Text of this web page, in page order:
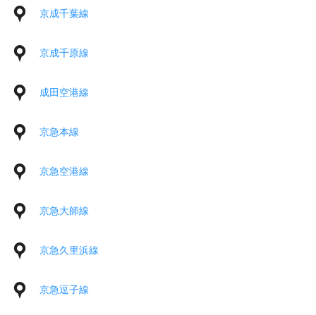
京成千葉線
京成千原線
成田空港線
京急本線
京急空港線
京急大師線
京急久里浜線
京急逗子線